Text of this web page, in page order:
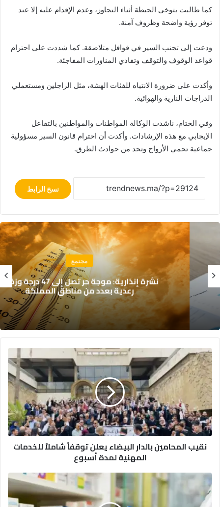
كما طالبت بتوخي الحيطة أثناء التجاوز، وعدم الإقدام عليه إلا عند
توفر رؤية واضحة وظروف آمنة.
ودعت إلى تجنب السير في قوافل متلاصقة. كما شددت على احترام
قواعد الوقوف والتوقف وتفادي المناورات المفاجئة.
وأكدت على ضرورة الانتباه للفئات الهشة، مثل الراجلين ومستعملي
الدراجات النارية والهوائية.
وفي الختام، ناشدت الوكالة المواطنات والمواطنين بالتفاعل
الإيجابي مع هذه الإرشادات. وأكدت أن احترام قانون السير مسؤولية
جماعية تحمي الأرواح وتحد من حوادث الطرق.
نسخ الرابط
نشرة إنذارية: موجة حر تصل إلى 47 درجة وزخات
رعدية بعدد من مناطق المملكة
نقيب
المحامين
بالدار
البيضاء
يعلن
توقفاً
شاملاً
للخدمات
المهنية
لمدة
نقيب المحامين بالدار البيضاء يعلن توقفاً شاملاً للخدمات
المهنية لمدة أسبوع
وزارة
الصحة
تقرر